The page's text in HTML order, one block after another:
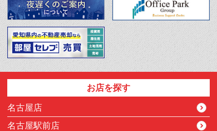
お店を探す
名古屋店
名古屋駅前店